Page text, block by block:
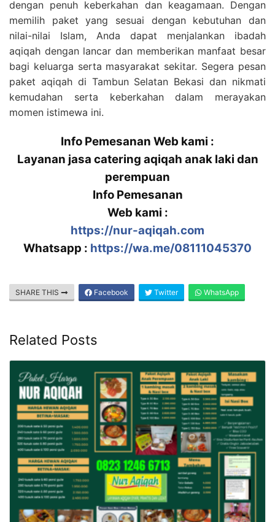
dengan penuh keberkahan dan keagamaan. Dengan
memilih paket yang sesuai dengan kebutuhan dan
nilai-nilai Islam, Anda dapat menjalankan ibadah
aqiqah dengan lancar dan memberikan manfaat besar
bagi keluarga serta masyarakat sekitar. Segera pesan
paket aqiqah di Tambun Selatan Bekasi dan nikmati
kemudahan serta keberkahan dalam merayakan
momen istimewa ini.
Info Pemesanan Web kami :
Layanan jasa catering aqiqah anak laki dan
perempuan
Info Pemesanan
Web kami :
https://nur-aqiqah.com
Whatsapp : https://wa.me/08111045370
SHARE THIS Facebook Twitter WhatsApp
Related Posts